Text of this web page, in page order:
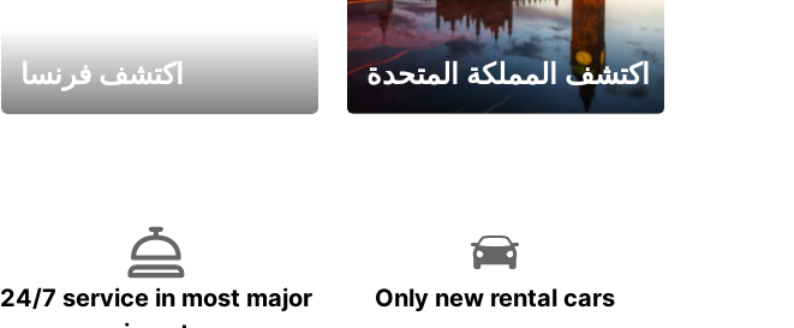
اكتشف فرنسا اكتشف المملكة المتحدة
24/7 service in most major
Only new rental cars